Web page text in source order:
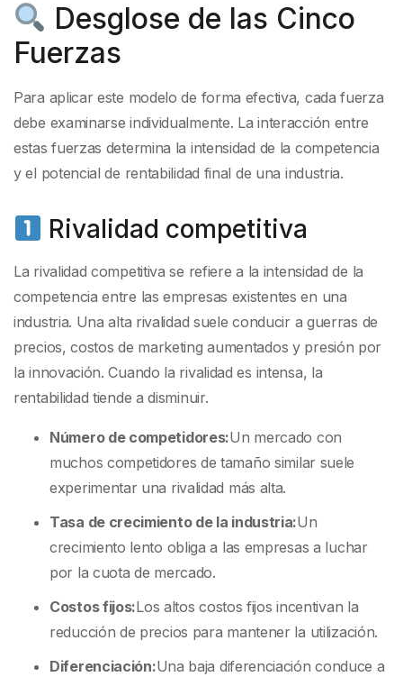
Desglose de las Cinco
Fuerzas
Para aplicar este modelo de forma efectiva, cada fuerza
debe examinarse individualmente. La interacción entre
estas fuerzas determina la intensidad de la competencia
y el potencial de rentabilidad final de una industria.
Rivalidad competitiva
La rivalidad competitiva se refiere a la intensidad de la
competencia entre las empresas existentes en una
industria. Una alta rivalidad suele conducir a guerras de
precios, costos de marketing aumentados y presión por
la innovación. Cuando la rivalidad es intensa, la
rentabilidad tiende a disminuir.
Número de competidores:Un mercado con
muchos competidores de tamaño similar suele
experimentar una rivalidad más alta.
Tasa de crecimiento de la industria:Un
crecimiento lento obliga a las empresas a luchar
por la cuota de mercado.
Costos fijos:Los altos costos fijos incentivan la
reducción de precios para mantener la utilización.
Diferenciación:Una baja diferenciación conduce a